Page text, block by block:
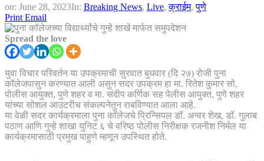
on: June 28, 2023In: Breaking News, Live,क्राईम,पुणे
Print Email
Spread the love
युवा विचार परिवर्तन या उपक्रमाची सुरवात बुधवार (दि २७) रोजी पुना
कॉलेजपासुन करण्यात आली असुन सदर उपक्रम हा मा. रितेश कुमार सो,
पोलीस आयुक्त, पुणे शहर व मा. संदीप कर्णिक सह पेलीस आयुक्त, पुणे शहर
यांच्या सोशल आउटरीच संकल्पनेतुन राबविण्यात आला आहे.
या वेळी सदर कार्यक्रमाला पुना कॉलेजचे प्रिन्सिपल डॉ. अन्वर शेख, डॉ. गुलाब
पठाण आणि गुन्हे शाखा युनिट ६ चे वरिष्ठ पोलीस निरीक्षक रजनीश निर्मल या
कार्यक्रमासाठी प्रमुख पाहुणे म्हणून उपस्थित होते.